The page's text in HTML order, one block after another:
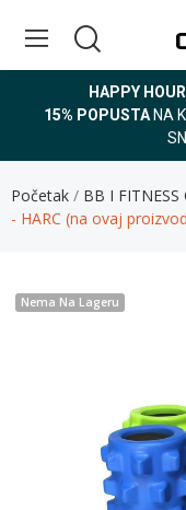
HAPPY
15% POPUSTA NA
Početak BB I FITNESS
- HARC (na ovaj
Nema Na Lageru